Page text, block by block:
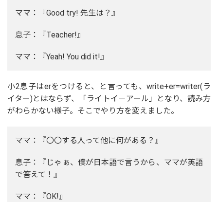
ママ：『Good try! 先生は？』
息子：『Teacher!』
ママ：『Yeah! You did it!』
小2息子はerをつけると、と言っても、write+er=writer(ラ
イター)とはならず、「ライトイ－アール」となり、読み方
がわらかない様子。そこでやり方を変えました。
ママ：『〇〇する人って他に何がある？』
息子：『じゃぁ、僕が日本語で言うから、ママが英語
で答えて！』
ママ：『OK!』